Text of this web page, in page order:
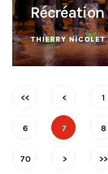
Récréation
THIERRY NICOLET
<< < 1
6 7 8
70 > >>